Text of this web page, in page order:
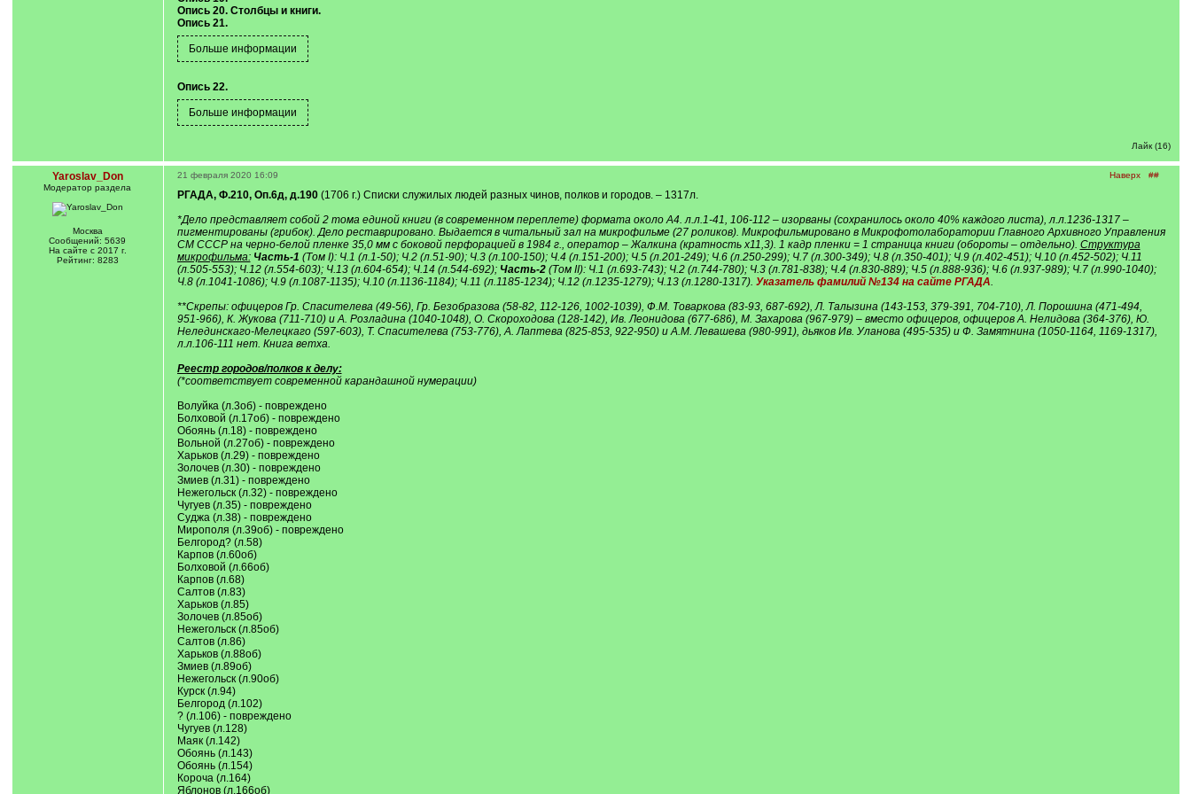
Опись 20. Столбцы и книги.
Опись 21.
Опись 22.
Лайк (16)
Yaroslav_Don
Модератор раздела
Москва
Сообщений: 5639
На сайте с 2017 г.
Рейтинг: 8283
Наверх ##
21 февраля 2020 16:09
РГАДА, Ф.210, Оп.6д, д.190(1706 г.) Списки служилых людей разных чинов, полков и городов. – 1317л.
*Дело представляет собой 2 тома единой книги (в современном переплете) формата около А4. л.л.1-41, 106-112 – изорваны (сохранилось около 40% каждого листа), л.л.1236-1317 –
пигментированы (грибок). Дело реставрировано. Выдается в читальный зал на микрофильме (27 роликов). Микрофильмировано в Микрофотолаборатории Главного Архивного Управления
СМ СССР на черно-белой пленке 35,0 мм с боковой перфорацией в 1984 г., оператор – Жалкина (кратность x11,3). 1 кадр пленки = 1 страница книги (обороты – отдельно). Структура
микрофильма: Часть-1 (Том I): Ч.1 (л.1-50); Ч.2 (л.51-90); Ч.3 (л.100-150); Ч.4 (л.151-200); Ч.5 (л.201-249); Ч.6 (л.250-299); Ч.7 (л.300-349); Ч.8 (л.350-401); Ч.9 (л.402-451); Ч.10 (л.452-502); Ч.11
(л.505-553); Ч.12 (л.554-603); Ч.13 (л.604-654); Ч.14 (л.544-692); Часть-2(Том II): Ч.1 (л.693-743); Ч.2 (л.744-780); Ч.3 (л.781-838); Ч.4 (л.830-889); Ч.5 (л.888-936); Ч.6 (л.937-989); Ч.7 (л.990-1040);
Ч.8 (л.1041-1086); Ч.9 (л.1087-1135); Ч.10 (л.1136-1184); Ч.11 (л.1185-1234); Ч.12 (л.1235-1279); Ч.13 (л.1280-1317). Указатель фамилий №134 на сайте РГАДА.
**Скрепы: офицеров Гр. Спасителева (49-56), Гр. Безобразова (58-82, 112-126, 1002-1039), Ф.М. Товаркова (83-93, 687-692), Л. Талызина (143-153, 379-391, 704-710), Л. Порошина (471-494,
951-966), К. Жукова (711-710) и А. Розладина (1040-1048), О. Скороходова (128-142), Ив. Леонидова (677-686), М. Захарова (967-979) – вместо офицеров, офицеров А. Нелидова (364-376), Ю.
Нелединскаго-Мелецкаго (597-603), Т. Спасителева (753-776), А. Лаптева (825-853, 922-950) и А.М. Левашева (980-991), дьяков Ив. Уланова (495-535) и Ф. Замятнина (1050-1164, 1169-1317),
л.л.106-111 нет. Книга ветха.
Реестр городов/полков к делу:
(*соответствует современной карандашной нумерации)
Волуйка (л.3об) - повреждено
Болховой (л.17об) - повреждено
Обоянь (л.18) - повреждено
Вольной (л.27об) - повреждено
Харьков (л.29) - повреждено
Золочев (л.30) - повреждено
Змиев (л.31) - повреждено
Нежегольск (л.32) - повреждено
Чугуев (л.35) - повреждено
Суджа (л.38) - повреждено
Мирополя (л.39об) - повреждено
Белгород? (л.58)
Карпов (л.60об)
Болховой (л.66об)
Карпов (л.68)
Салтов (л.83)
Харьков (л.85)
Золочев (л.85об)
Нежегольск (л.85об)
Салтов (л.86)
Харьков (л.88об)
Змиев (л.89об)
Нежегольск (л.90об)
Курск (л.94)
Белгород (л.102)
? (л.106) - повреждено
Чугуев (л.128)
Маяк (л.142)
Обоянь (л.143)
Обоянь (л.154)
Короча (л.164)
Яблонов (л.166об)